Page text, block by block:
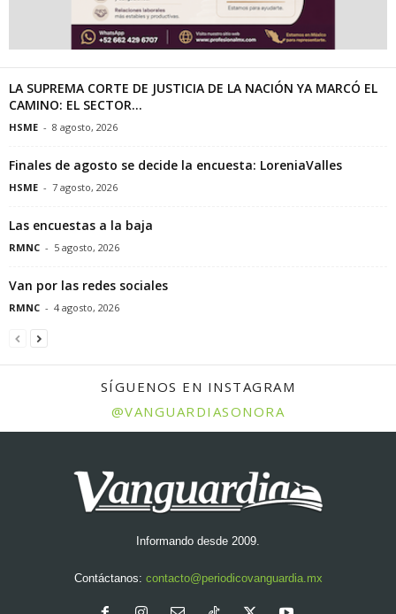
LA SUPREMA CORTE DE JUSTICIA DE LA NACIÓN YA MARCÓ EL
CAMINO: EL SECTOR...
HSME - 8 agosto, 2026
Finales de agosto se decide la encuesta: LoreniaValles
HSME - 7 agosto, 2026
Las encuestas a la baja
RMNC - 5 agosto, 2026
Van por las redes sociales
RMNC - 4 agosto, 2026
SÍGUENOS EN INSTAGRAM
@VANGUARDIASONORA
Informando desde 2009.
Contáctanos: contacto@periodicovanguardia.mx